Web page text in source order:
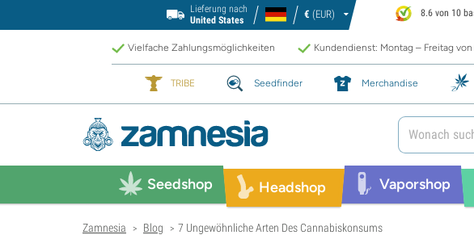
Lieferung nach
United States
€ (EUR) 8.6 von 10
Vielfache Zahlungsmöglichkeiten Kundendienst: Montag – Freitag
TRIBE Seedfinder Merchandise
Seedshop Headshop Vaporshop
Zamnesia > Blog > 7 Ungewöhnliche Arten Des Cannabiskonsums